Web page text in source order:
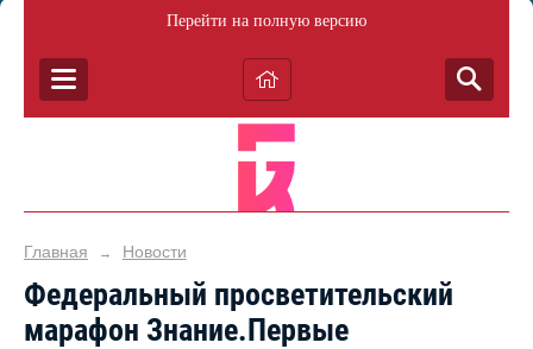
Перейти на полную версию
Главная → Новости
Федеральный просветительский
марафон Знание.Первые